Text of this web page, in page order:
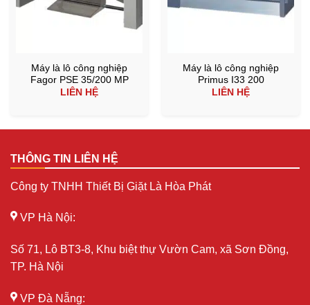
Máy là lô công nghiệp
Fagor PSE 35/200 MP
LIÊN HỆ
Máy là lô công nghiệp
Primus I33 200
LIÊN HỆ
THÔNG TIN LIÊN HỆ
Công ty TNHH Thiết Bị Giặt Là Hòa Phát
VP Hà Nội:
Số 71, Lô BT3-8, Khu biệt thự Vườn Cam, xã Sơn Đồng,
TP. Hà Nội
VP Đà Nẵng: